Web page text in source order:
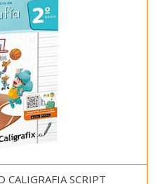
CALIGRAFIA SCRIPT